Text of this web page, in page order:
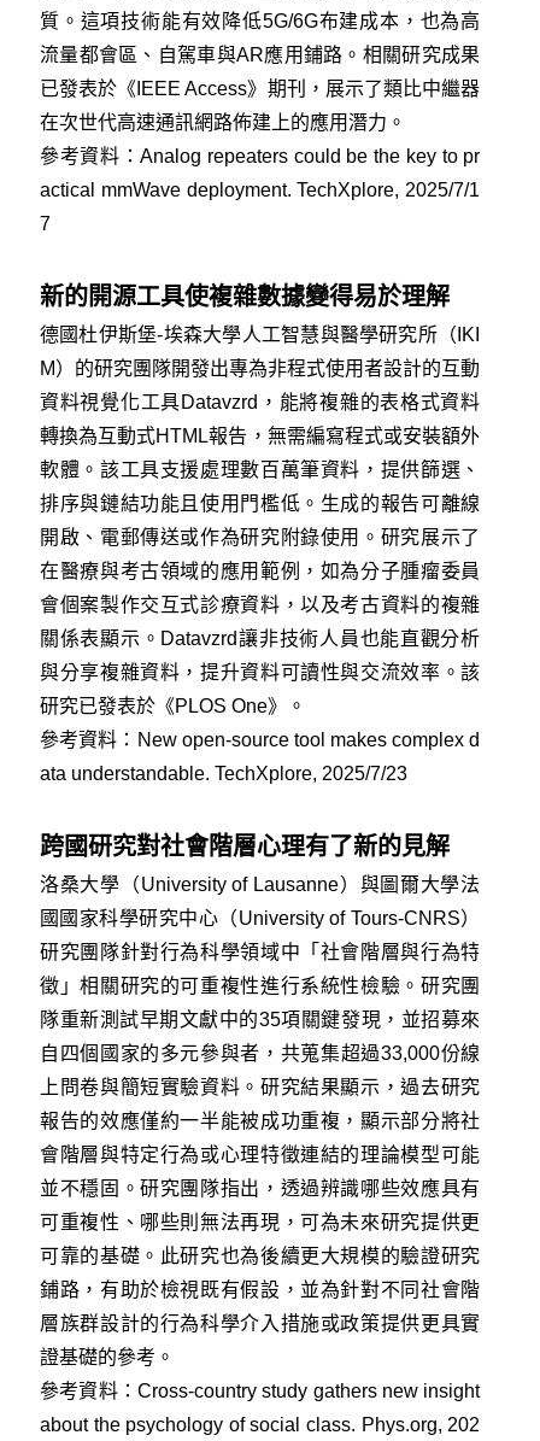
質。這項技術能有效降低5G/6G布建成本，也為高
流量都會區、自駕車與AR應用鋪路。相關研究成果
已發表於《IEEE Access》期刊，展示了類比中繼器
在次世代高速通訊網路佈建上的應用潛力。
參考資料：Analog repeaters could be the key to pr
actical mmWave deployment. TechXplore, 2025/7/1
7
新的開源工具使複雜數據變得易於理解
德國杜伊斯堡-埃森大學人工智慧與醫學研究所（IKI
M）的研究團隊開發出專為非程式使用者設計的互動
資料視覺化工具Datavzrd，能將複雜的表格式資料
轉換為互動式HTML報告，無需編寫程式或安裝額外
軟體。該工具支援處理數百萬筆資料，提供篩選、
排序與鏈結功能且使用門檻低。生成的報告可離線
開啟、電郵傳送或作為研究附錄使用。研究展示了
在醫療與考古領域的應用範例，如為分子腫瘤委員
會個案製作交互式診療資料，以及考古資料的複雜
關係表顯示。Datavzrd讓非技術人員也能直觀分析
與分享複雜資料，提升資料可讀性與交流效率。該
研究已發表於《PLOS One》。
參考資料： New open-source tool makes complex d
ata understandable. TechXplore, 2025/7/23
跨國研究對社會階層心理有了新的見解
洛桑大學（University of Lausanne）與圖爾大學法
國國家科學研究中心（University of Tours-CNRS）
研究團隊針對行為科學領域中「社會階層與行為特
徵」相關研究的可重複性進行系統性檢驗。研究團
隊重新測試早期文獻中的35項關鍵發現，並招募來
自四個國家的多元參與者，共蒐集超過33,000份線
上問卷與簡短實驗資料。研究結果顯示，過去研究
報告的效應僅約一半能被成功重複，顯示部分將社
會階層與特定行為或心理特徵連結的理論模型可能
並不穩固。研究團隊指出，透過辨識哪些效應具有
可重複性、哪些則無法再現，可為未來研究提供更
可靠的基礎。此研究也為後續更大規模的驗證研究
鋪路，有助於檢視既有假設，並為針對不同社會階
層族群設計的行為科學介入措施或政策提供更具實
證基礎的參考。
參考資料：Cross-country study gathers new insight
about the psychology of social class. Phys.org, 202